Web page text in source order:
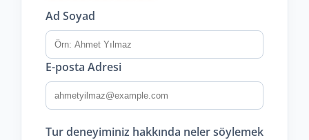
Ad Soyad
E-posta Adresi
Tur deneyiminiz hakkında neler söylemek